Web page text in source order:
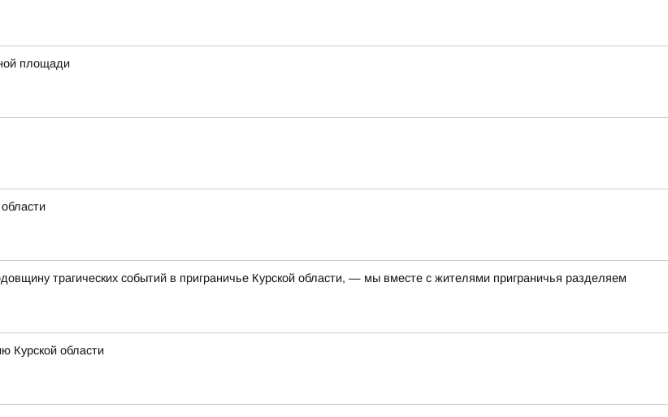
площади
трагических событий в приграничье Курской области, — мы вместе с жителями приграничья разделяем
Курской области